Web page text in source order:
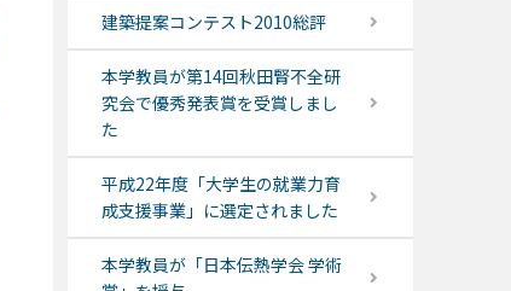
建築提案コンテスト2010総評
本学教員が第14回秋田腎不全研
究会で優秀発表賞を受賞しまし
た
平成22年度「大学生の就業力育
成支援事業」に選定されました
本学教員が「日本伝熱学会 学術